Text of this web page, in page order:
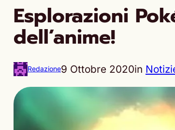
Esplorazioni
dell’anime!
Redazione9 Ottobre 2020in